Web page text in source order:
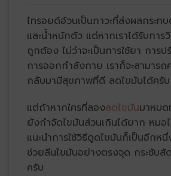
ไทรอยด์อ้วนเป็นภาวะที่ส่งผลกระท
และน้ำหนักตัว แต่หากเราได้รับการ
ถูกต้อง ไม่ว่าจะเป็นการใช้ยา การ
การออกกำลังกาย เราก็จะสามาร
กลับมามีสุขภาพที่ดี ลดไขมันได้ครับ
แต่ถ้าหากใครที่ลองลดไขมันมาหม
ยังกำจัดไขมันส่วนเกินได้ยาก หมอ
แนะนำการใช้วิธีดูดไขมันก็เป็นอีกห
ช่วยลีนไขมันอย่างตรงจุด กระชับสั
ครับ